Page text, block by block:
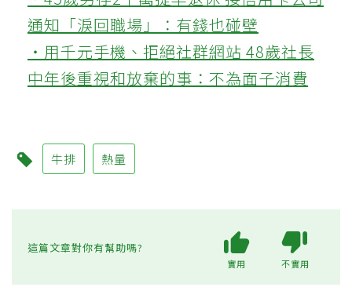
通知「淚回職場」：有錢也碰壁
‧用千元手機、拒絕社群網站 48歲社長
中年後重視和放棄的事：不為面子消費
牛排 熱量
這篇文章對你有幫助嗎?
實用 不實用